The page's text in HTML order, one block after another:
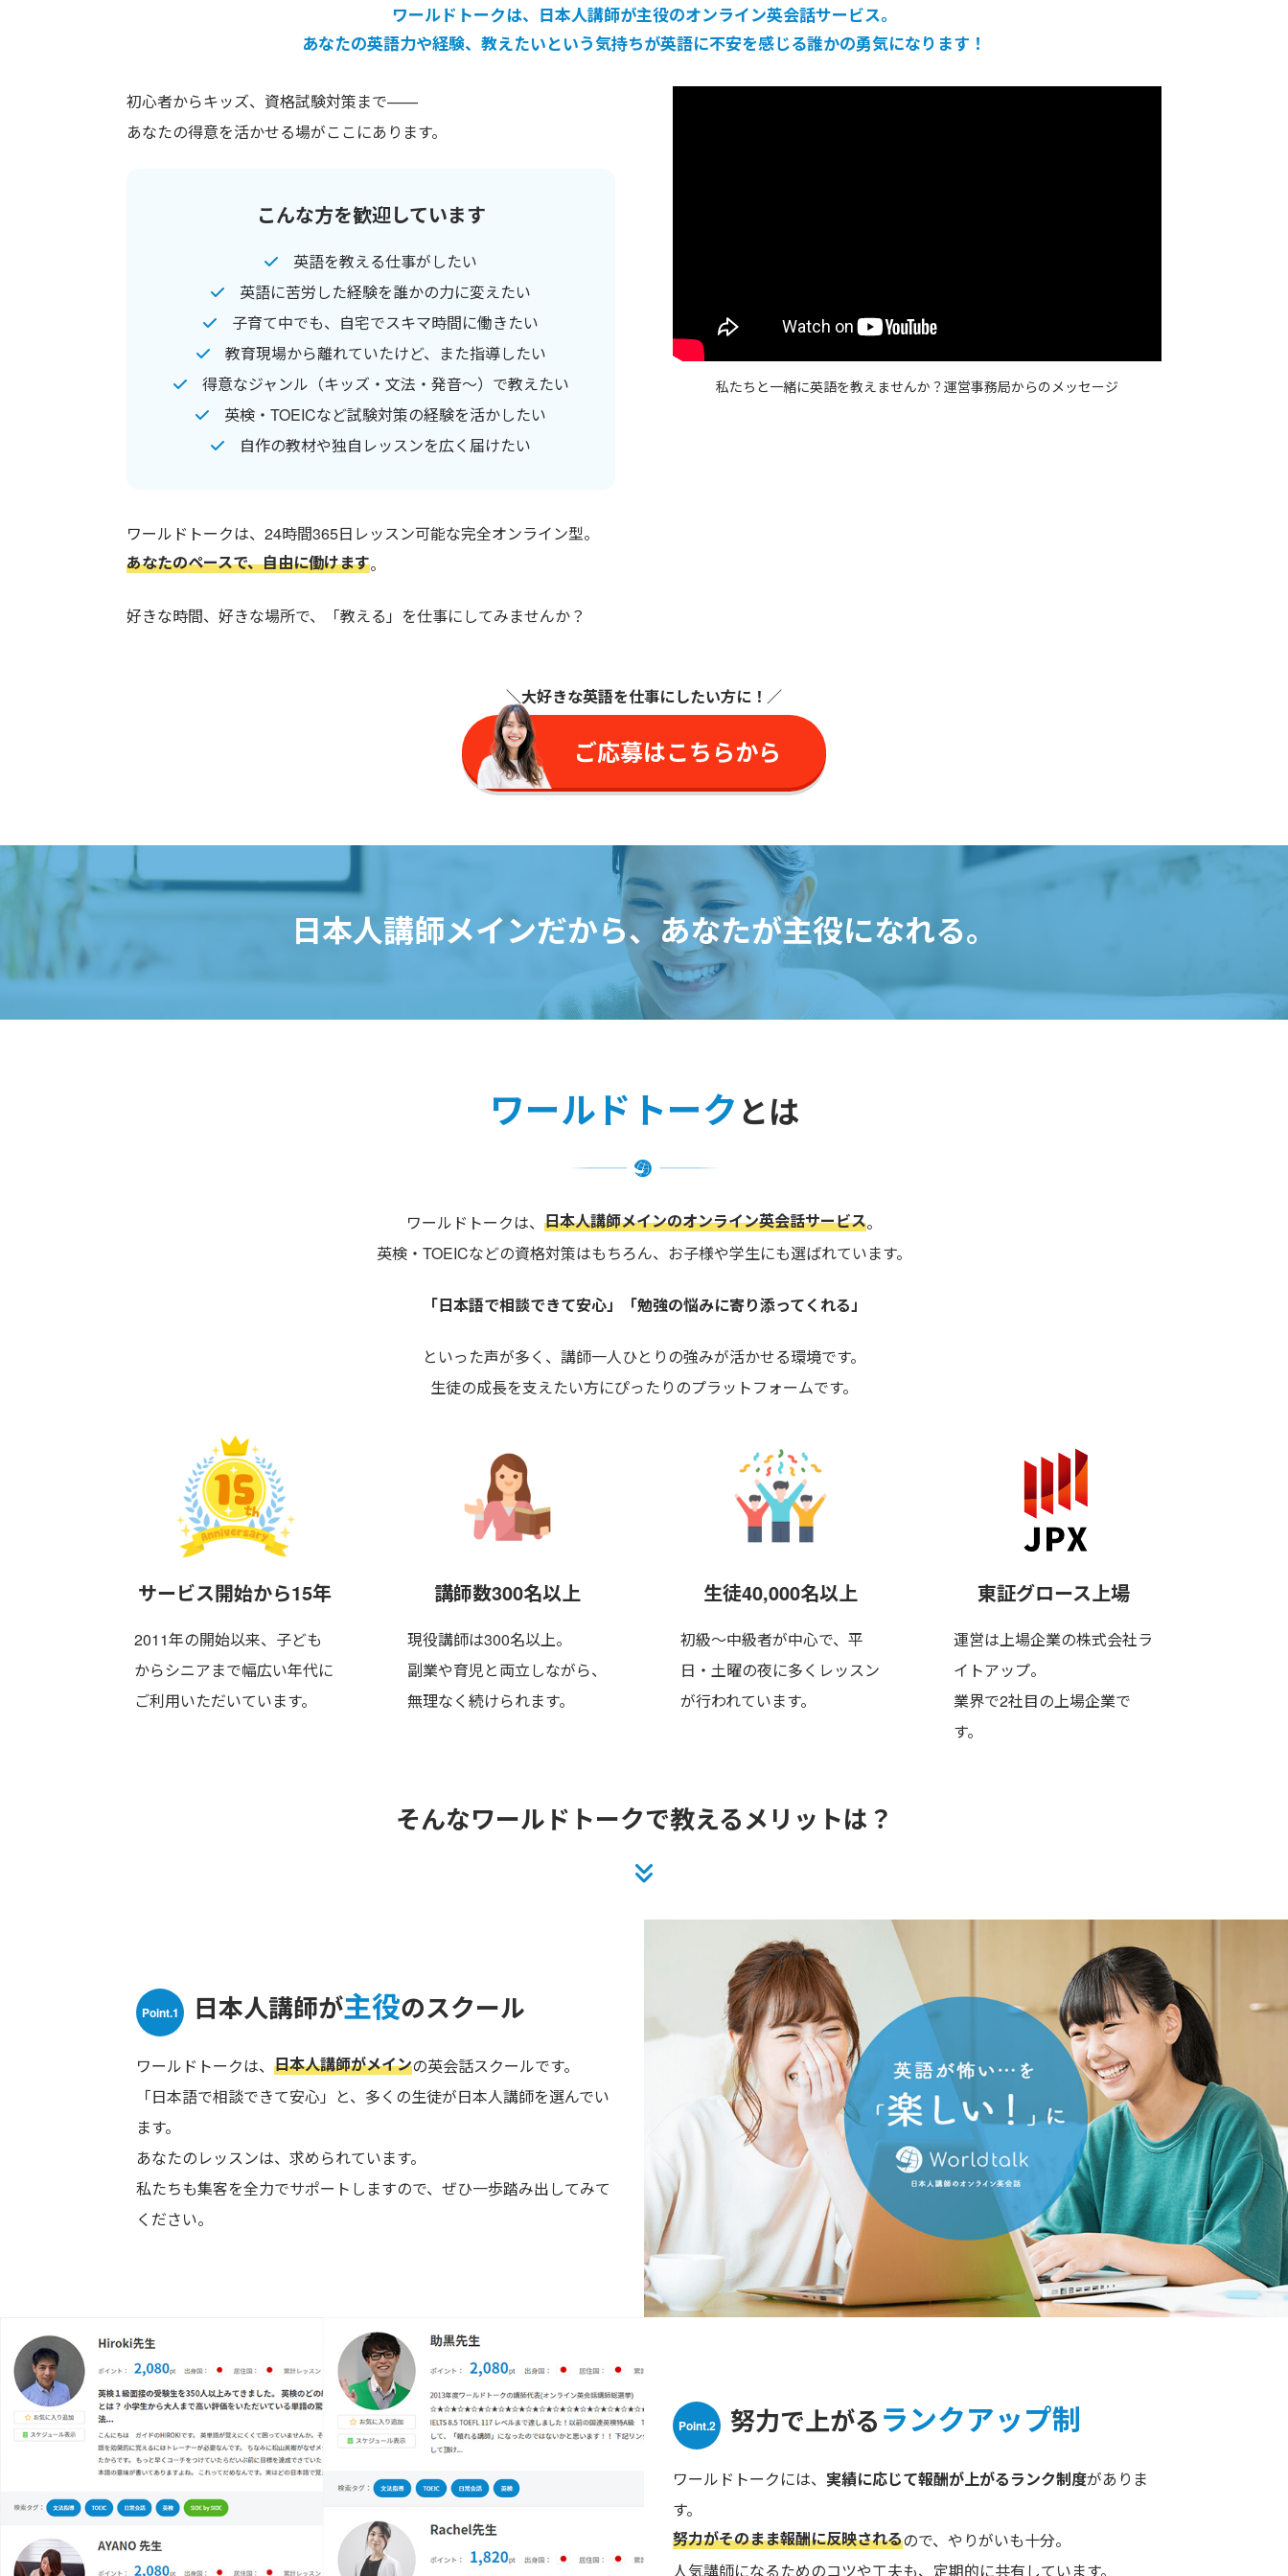
ワールドトークは、日本人講師が主役のオンライン英会話サービス。
あなたの英語力や経験、教えたいという気持ちが英語に不安を感じる誰かの勇気になります！
初心者からキッズ、資格試験対策まで——
あなたの得意を活かせる場がここにあります。
こんな方を歓迎しています
英語を教える仕事がしたい
英語に苦労した経験を誰かの力に変えたい
子育て中でも、自宅でスキマ時間に働きたい
教育現場から離れていたけど、また指導したい
得意なジャンル（キッズ・文法・発音～）で教えたい
英検・TOEICなど試験対策の経験を活かしたい
自作の教材や独自レッスンを広く届けたい
ワールドトークは、24時間365日レッスン可能な完全オンライン型。
あなたのペースで、自由に働けます。
好きな時間、好きな場所で、「教える」を仕事にしてみませんか？
私たちと一緒に英語を教えませんか？運営事務局からのメッセージ
＼大好きな英語を仕事にしたい方に ！／
ご応募はこちらから
日本人講師メインだから、 あなたが主役になれる。
ワールドトークとは
ワールドトークは、 日本人講師メインのオンライン英会話サービス。
英検・TOEICなどの資格対策はもちろん、お子様や学生にも選ばれています。
「日本語で相談できて安心」 「勉強の悩みに寄り添ってくれる」
といった声が多く、講師一人ひとりの強みが活かせる環境です。
生徒の成長を支えたい方にぴったりのプラットフォームです。
サービス開始から15年
2011年の開始以来、子ども
からシニアまで幅広い年代に
ご利用いただいています。
講師数300名以上
現役講師は300名以上。
副業や育児と両立しながら、
無理なく 続けられます。
生徒40,000名以上
初級〜中級者が中心で、 平
日・土曜の夜に多くレッスン
が行われています。
東証グロース上場
運営は上場企業の株式会社ラ
イトアップ。
業界で2社目の上場企業で
す。
そんなワールドトークで教えるメリットは？
Point.1 日本人講師が主役のスクール
ワールドトークは、 日本人講師がメインの英会話スクールです。
「日本語で相談できて安心」と、多くの生徒が日本人講師を選んでい
ます。
あなたのレッスンは、求められています。
私たちも集客を全力でサポートしますので、ぜひ一歩踏み出してみて
ください。
Point.2 努力で上がるランクアップ制
ワールドトークには、 実績に応じて報酬が上がるランク制度がありま
す。
努力がそのまま報酬に反映されるので、やりがいも十分。
人気講師になるためのコツや工夫も、定期的に共有しています。